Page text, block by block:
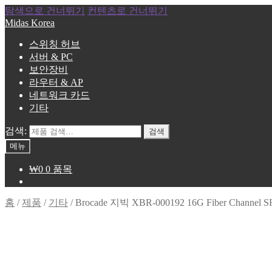
탐색으로 건너뛰기
컨텐츠로 건너뛰기
Midas Korea
스위칭 허브
서버 & PC
보안장비
라우터 & AP
네트워크 카드
기타
검색:
검색
메뉴
₩0 0 품목
홈 /제품 / 기타 /Brocade 지빅 XBR-000192 16G Fiber Channel